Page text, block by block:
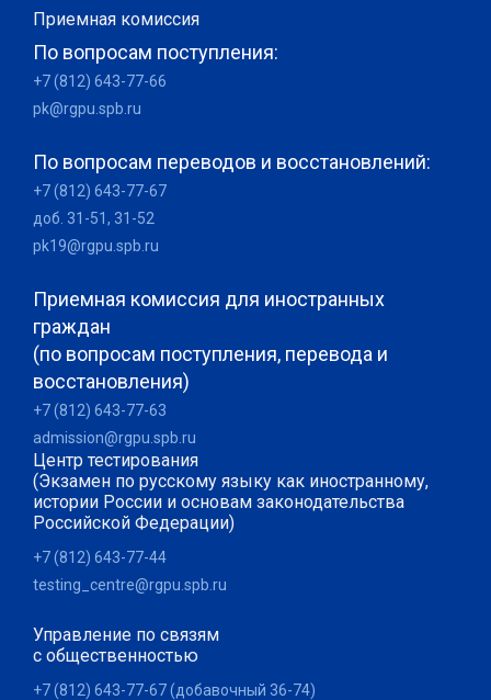
Приемная комиссия
По вопросам поступления:
+7 (812) 643-77-66
pk@rgpu.spb.ru
По вопросам переводов и восстановлений:
+7 (812) 643-77-67
доб. 31-51, 31-52
pk19@rgpu.spb.ru
Приемная комиссия для иностранных
граждан
(по вопросам поступления, перевода и
восстановления)
+7 (812) 643-77-63
admission@rgpu.spb.ru
Центр тестирования
(Экзамен по русскому языку как иностранному,
истории России и основам законодательства
Российской Федерации)
+7 (812) 643-77-44
testing_centre@rgpu.spb.ru
Управление по связям
с общественностью
+7 (812) 643-77-67 (добавочный 36-74)